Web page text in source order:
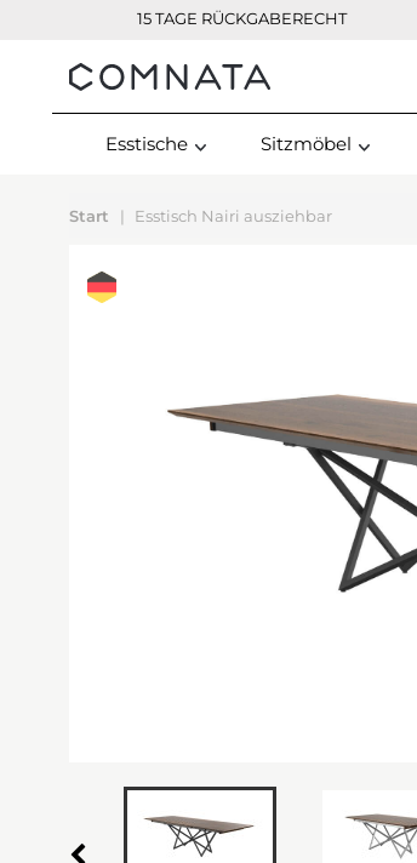
15 TAGE RÜCKGABERECHT
Kontakt
Esstische Sitzmöbel
Start Esstisch Nairi ausziehbar